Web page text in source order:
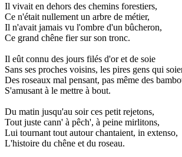
Il vivait en dehors des chemins forestiers,
Ce n'était nullement un arbre de métier,
Il n'avait jamais vu l'ombre d'un bûcheron,
Ce grand chêne fier sur son tronc.
Il eût connu des jours filés d'or et de soie
Sans ses proches voisins, les pires gens qui
Des roseaux mal pensant, pas même des
S'amusant à le mettre à bout.
Du matin jusqu'au soir ces petit rejetons,
Tout juste cann' à pêch', à peine mirlitons,
Lui tournant tout autour chantaient, in extenso,
L'histoire du chêne et du roseau.